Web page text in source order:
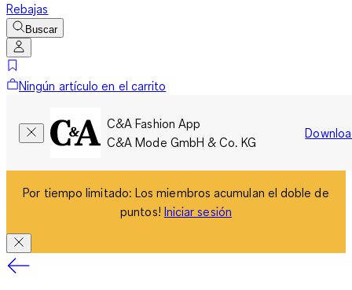
Rebajas
Buscar
Ningún artículo en el carrito
C&A Fashion App
C&A Mode GmbH & Co. KG
Por tiempo limitado: Los miembros acumulan el doble de
puntos! Iniciar sesión